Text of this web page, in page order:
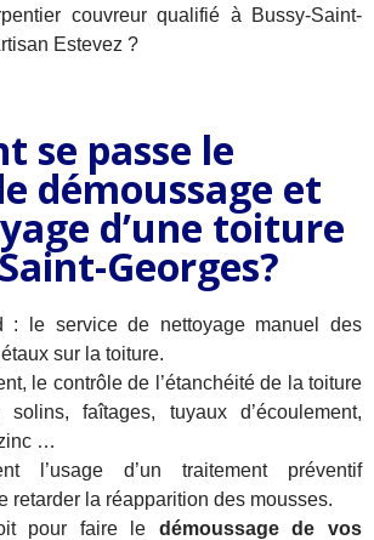
couvreur qualifié à Bussy-Saint-
Estevez ?
se passe le
démoussage et
d’une toiture
Georges?
: le service de nettoyage manuel des
sur la toiture.
le contrôle de l’étanchéité de la toiture
solins, faîtages, tuyaux d’écoulement,
…
l’usage d’un traitement préventif
retarder la réapparition des mousses.
pour faire le démoussage de vos